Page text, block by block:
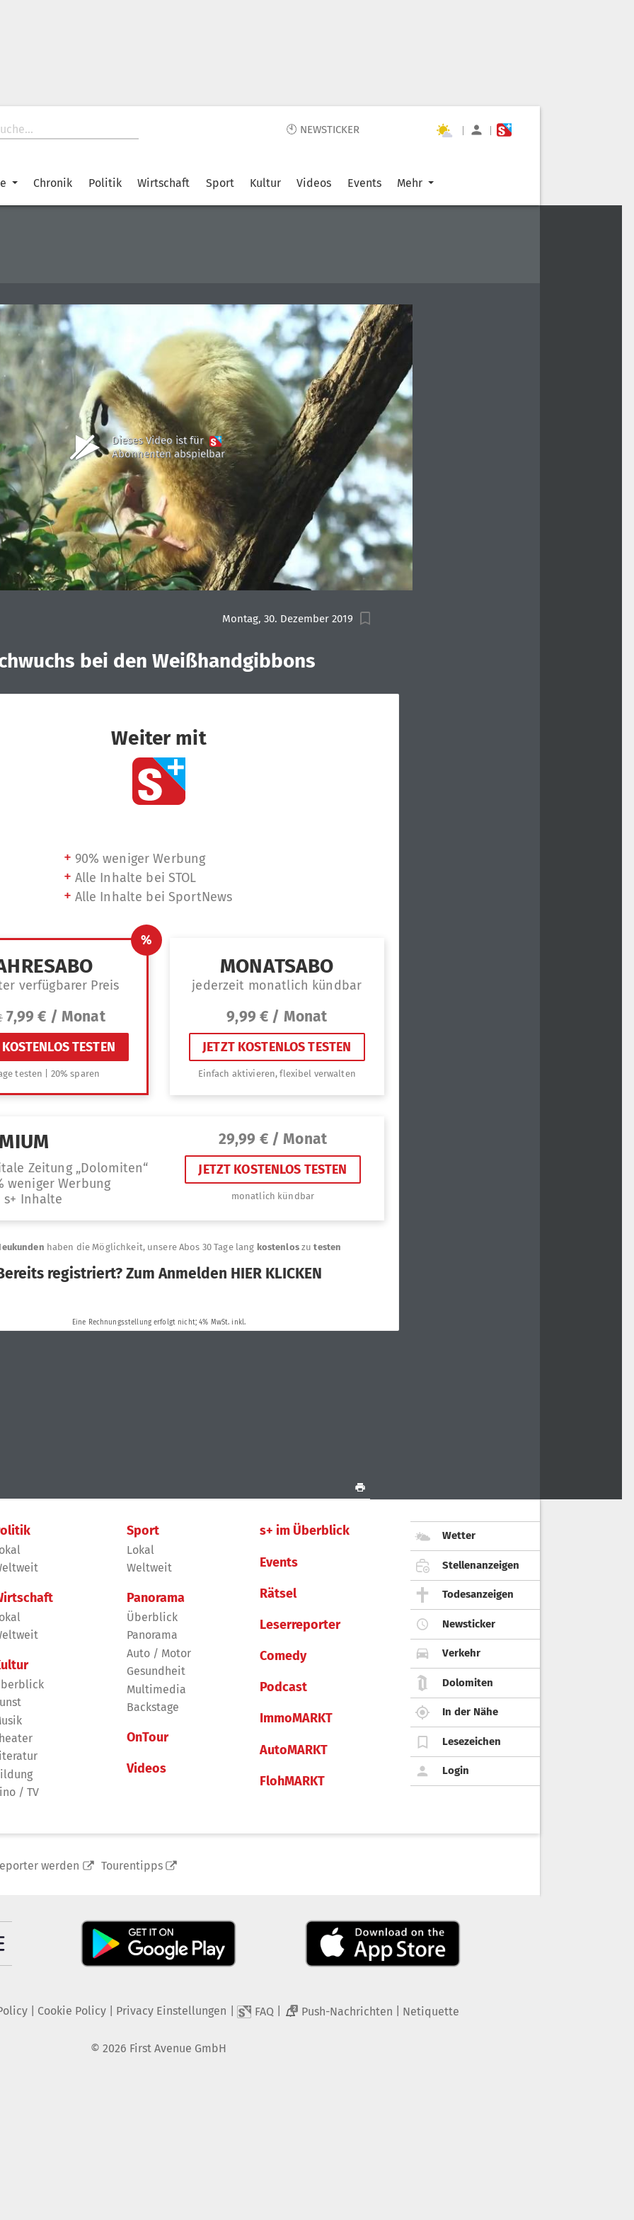
🕙 NEWSTICKER | |
Chronik Politik Wirtschaft Sport Kultur Videos Events Mehr
Dieses Video ist für
Abonnenten abspielbar
Montag, 30. Dezember 2019
bei den Weißhandgibbons
/ TV
Sport
Lokal
Weltweit
Panorama
Überblick
Panorama
Auto / Motor
Gesundheit
Multimedia
Backstage
OnTour
Videos
s+ im Überblick
Events
Rätsel
Leserreporter
Comedy
Podcast
ImmoMARKT
AutoMARKT
FlohMARKT
Wetter
Stellenanzeigen
Todesanzeigen
Newsticker
Verkehr
Dolomiten
In der Nähe
Lesezeichen
Login
werden Tourentipps
| Cookie Policy| Privacy Einstellungen FAQ 2 Push-Nachrichten Netiquette
© 2026 First Avenue GmbH